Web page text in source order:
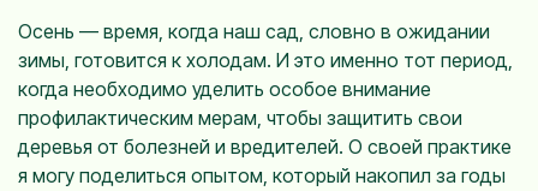
Осень — время, когда наш сад, словно в ожидании
зимы, готовится к холодам. И это именно тот период,
когда необходимо уделить особое внимание
профилактическим мерам, чтобы защитить свои
деревья от болезней и вредителей. О своей практике
я могу поделиться опытом, который накопил за годы